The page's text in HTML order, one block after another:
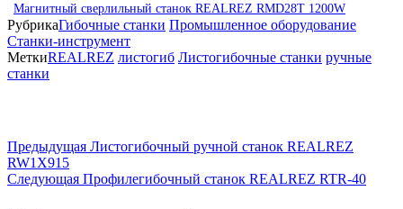
Магнитный сверлильный станок REALREZ RMD28Т 1200W
РубрикаГибочные станки Промышленное оборудование
Станки-инструмент
МеткиREALREZ листогиб Листогибочные станки ручные
станки
по
записям
Предыдущая
запись
Предыдущая Листогибочный ручной станок REALREZ
RW1X915
Следующая
Следующая Профилегибочный станок REALREZ RTR-40